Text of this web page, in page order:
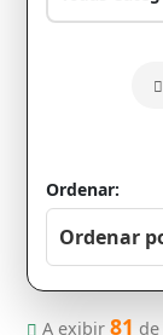
Ordenar:
A exibir 81 de